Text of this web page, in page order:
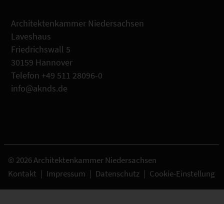
Architektenkammer Niedersachsen
Laveshaus
Friedrichswall 5
30159 Hannover
Telefon +49 511 28096-0
info@aknds.de
© 2026 Architektenkammer Niedersachsen
Kontakt | Impressum | Datenschutz | Cookie-Einstellung